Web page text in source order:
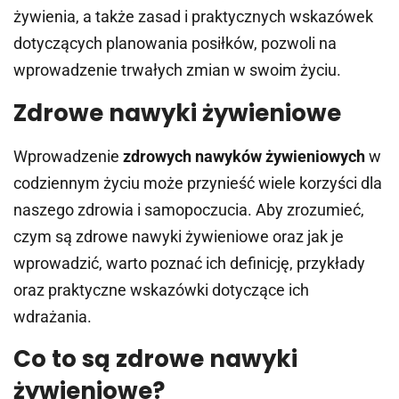
żywienia, a także zasad i praktycznych wskazówek
dotyczących planowania posiłków, pozwoli na
wprowadzenie trwałych zmian w swoim życiu.
Zdrowe nawyki żywieniowe
Wprowadzenie zdrowych nawyków żywieniowychw
codziennym życiu może przynieść wiele korzyści dla
naszego zdrowia i samopoczucia. Aby zrozumieć,
czym są zdrowe nawyki żywieniowe oraz jak je
wprowadzić, warto poznać ich definicję, przykłady
oraz praktyczne wskazówki dotyczące ich
wdrażania.
Co to są zdrowe nawyki
żywieniowe?